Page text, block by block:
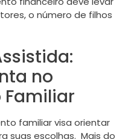
o número de filhos
no
Familiar
familiar visa orientar
suas escolhas. Mais do